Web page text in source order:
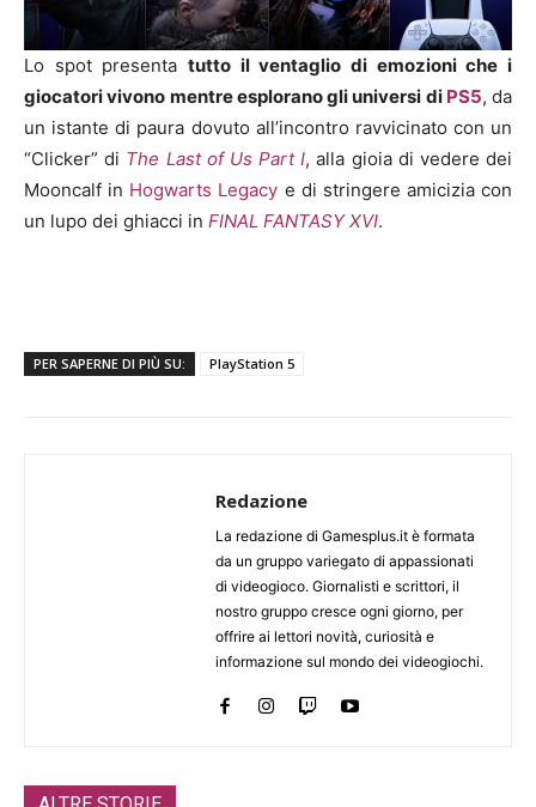
Lo spot presenta tutto il ventaglio di emozioni che i
giocatori vivono mentre esplorano gli universi di PS5, da
un istante di paura dovuto all’incontro ravvicinato con un
“Clicker” di The Last of Us Part I, alla gioia di vedere dei
Mooncalf in Hogwarts Legacy e di stringere amicizia con
un lupo dei ghiacci in FINAL FANTASY XVI.
PER SAPERNE DI PIÙ SU: PlayStation 5
Redazione
La redazione di Gamesplus.it è formata
da un gruppo variegato di appassionati
di videogioco. Giornalisti e scrittori, il
nostro gruppo cresce ogni giorno, per
offrire ai lettori novità, curiosità e
informazione sul mondo dei videogiochi.